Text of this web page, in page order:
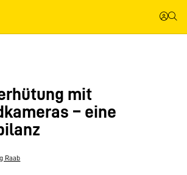
mit
– eine
Raab